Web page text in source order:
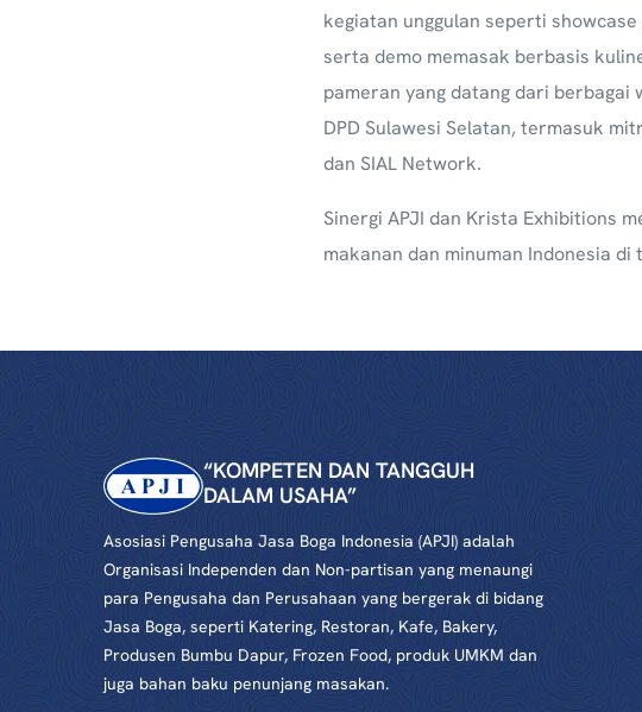
kegiatan unggulan seperti
serta demo memasak berbasis
pameran yang datang dari berbagai
DPD Sulawesi Selatan, termasuk
dan SIAL Network.
Sinergi APJI dan Krista Exhibitions
makanan dan minuman Indonesia di
“KOMPETEN DAN TANGGUH
DALAM USAHA”
Asosiasi Pengusaha Jasa Boga Indonesia (APJI) adalah
Organisasi Independen dan Non-partisan yang menaungi
para Pengusaha dan Perusahaan yang bergerak di bidang
Jasa Boga, seperti Katering, Restoran, Kafe, Bakery,
Produsen Bumbu Dapur, Frozen Food, produk UMKM dan
juga bahan baku penunjang masakan.